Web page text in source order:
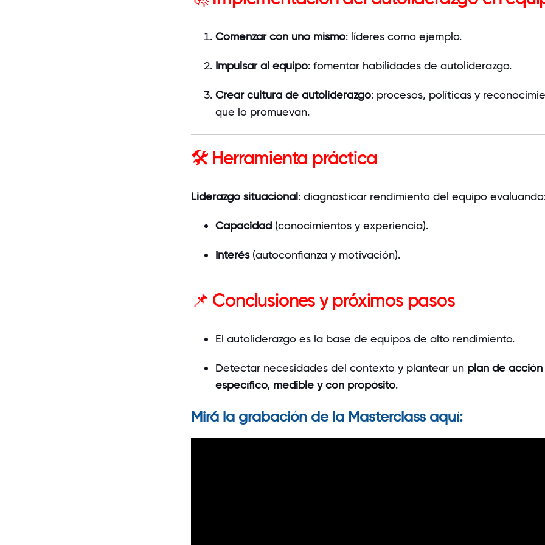
Comenzar con uno mismo: líderes como ejemplo.
Impulsar al equipo: fomentar habilidades de autoliderazgo.
Crear cultura de autoliderazgo: procesos, políticas y
que lo promuevan.
🛠 Herramienta práctica
Liderazgo situacional: diagnosticar rendimiento del equipo
Capacidad(conocimientos y experiencia).
Interés(autoconfianza y motivación).
📌 Conclusiones y próximos pasos
El autoliderazgo es la base de equipos de alto rendimiento.
Detectar necesidades del contexto y plantear un plan de acción
específico, medible y con propósito.
Mirá la grabación de la Masterclass aquí: